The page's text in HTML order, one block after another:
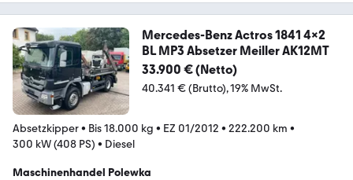
Mercedes-Benz Actros 1841 4x2
BL MP3 Absetzer Meiller AK12MT
33.900 € (Netto)
40.341 € (Brutto) 19% MwSt.
Absetzkipper• Bis 18.000 kg • EZ 01/2012 • 222.200 km •
300 kW (408 PS) • Diesel
Maschinenhandel Polewka